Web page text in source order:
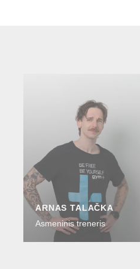
ARNAS TALAČKA
Asmeninis treneris